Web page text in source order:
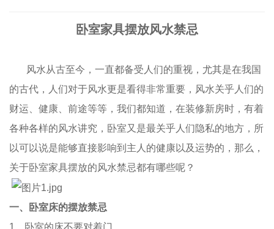
卧室家具摆放风水禁忌
风水从古至今，一直都备受人们的重视，尤其是在我国
的古代，人们对于风水更是看得非常重要，风水关乎人们的
财运、健康、前途等等，我们都知道，在装修新房时，有着
各种各样的风水讲究，卧室又是最关乎人们隐私的地方，所
以可以说是能够直接影响到主人的健康以及运势的，那么，
关于卧室家具摆放的风水禁忌都有哪些呢？
一、卧室床的摆放禁忌
1、卧室的床不要对着门